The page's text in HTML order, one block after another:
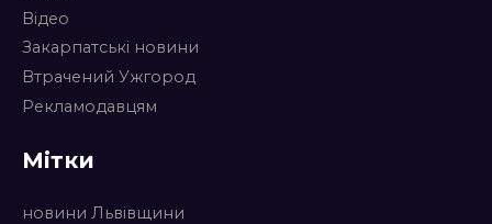
Відео
Закарпатські новини
Втрачений Ужгород
Рекламодавцям
Мітки
новини Львівщини